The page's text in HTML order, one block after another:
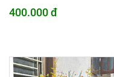
400.000 đ